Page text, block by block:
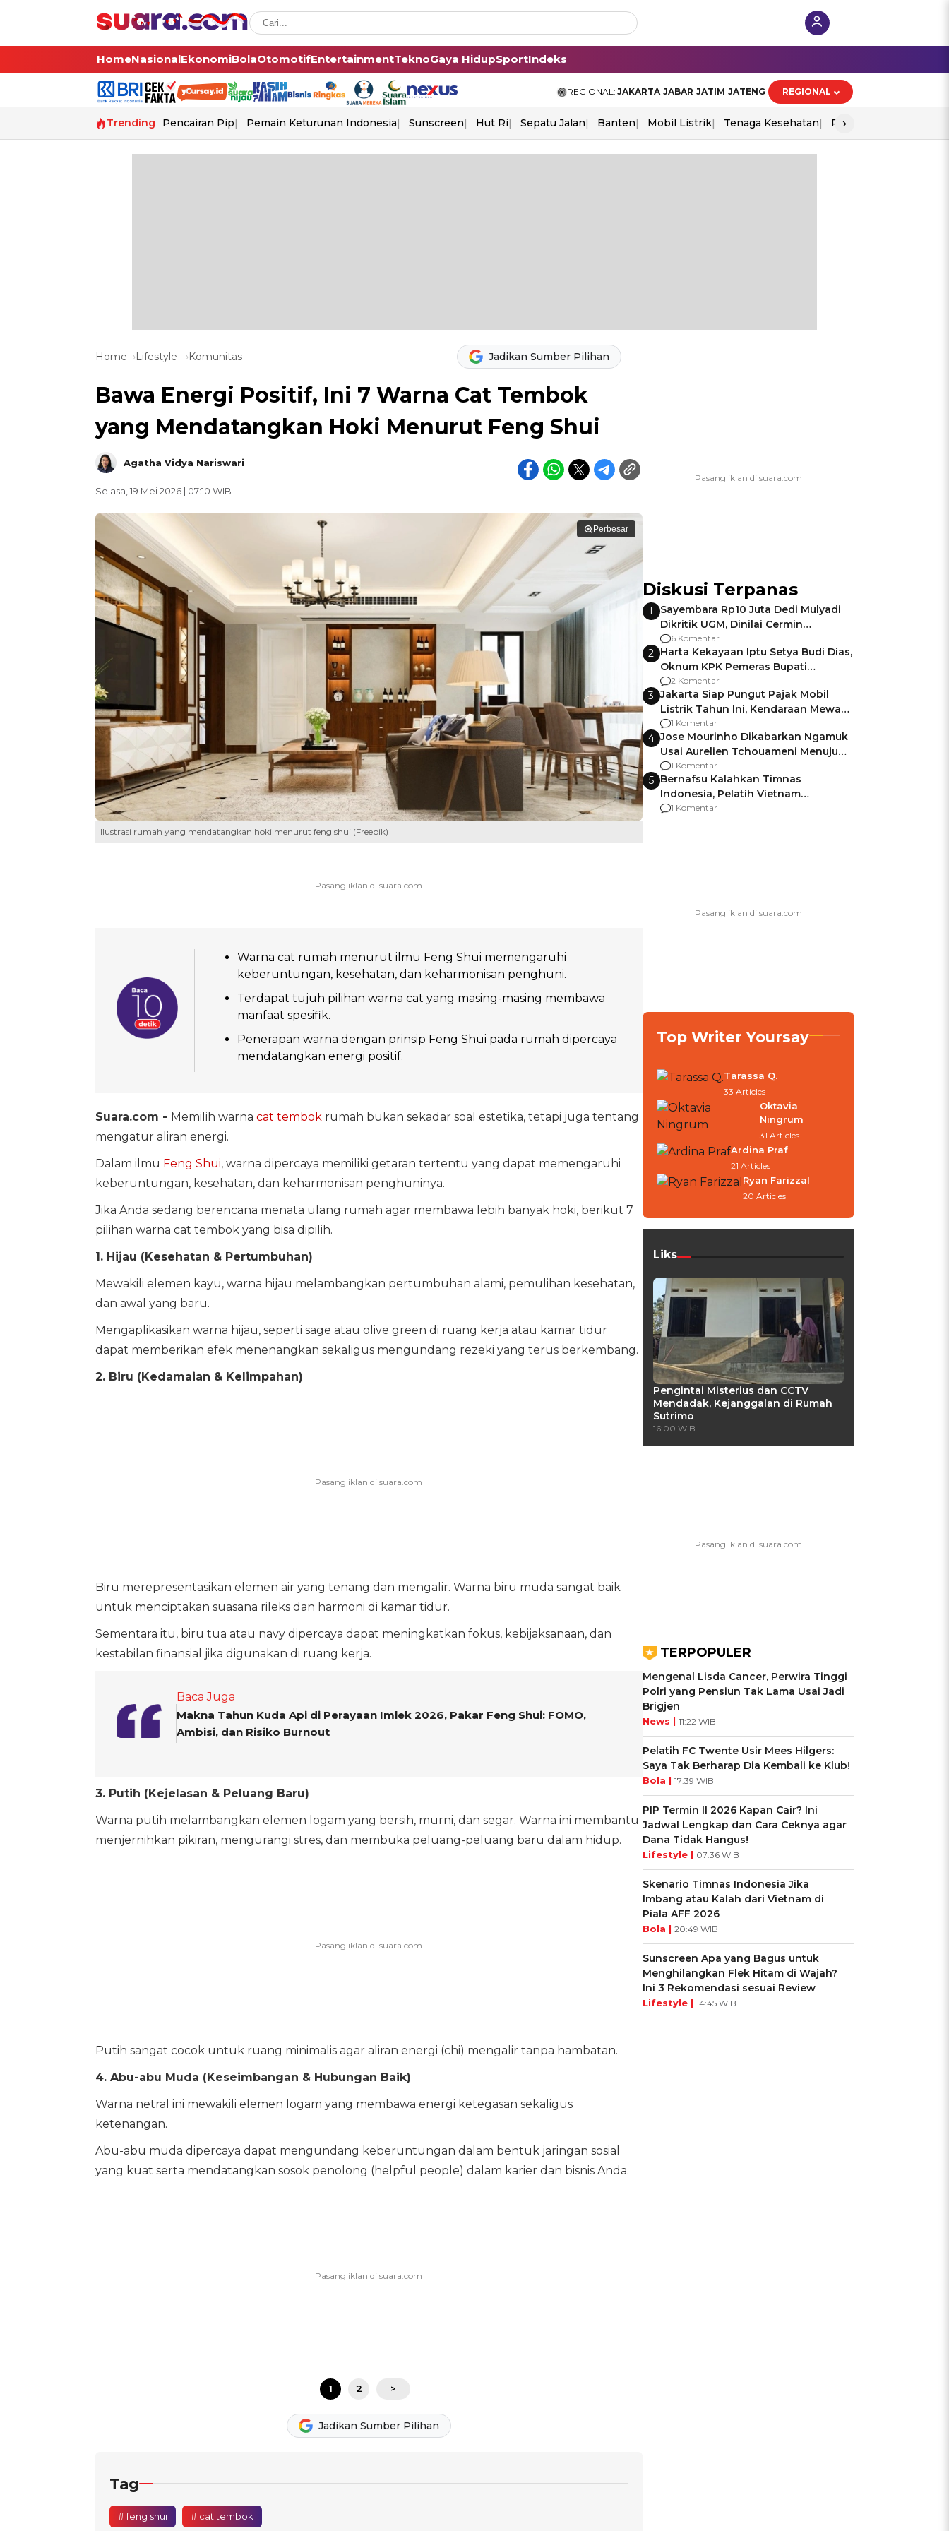
HomeNasionalEkonomiBolaOtomotifEntertainmentTeknoGaya HidupSportIndeks
REGIONAL: JAKARTA JABAR JATIM JATENG REGIONAL
Trending Pencairan Pip Pemain Keturunan Indonesia Sunscreen Hut Ri Sepatu Jalan Banten Mobil Listrik Tenaga Kesehatan Piala Aff 2026
›
Home Lifestyle Komunitas Jadikan Sumber Pilihan
Bawa Energi Positif, Ini 7 Warna Cat Tembok
yang Mendatangkan Hoki Menurut Feng Shui
Agatha Vidya Nariswari
Selasa, 19 Mei 2026 | 07:10 WIB
Perbesar
Ilustrasi rumah yang mendatangkan hoki menurut feng shui (Freepik)
Warna cat rumah menurut ilmu Feng Shui memengaruhi
keberuntungan, kesehatan, dan keharmonisan penghuni.
Terdapat tujuh pilihan warna cat yang masing-masing membawa
manfaat spesifik.
Penerapan warna dengan prinsip Feng Shui pada rumah dipercaya
mendatangkan energi positif.
Suara.com - Memilih warna cat tembok rumah bukan sekadar soal estetika, tetapi juga tentang
mengatur aliran energi.
Dalam ilmu Feng Shui, warna dipercaya memiliki getaran tertentu yang dapat memengaruhi
keberuntungan, kesehatan, dan keharmonisan penghuninya.
Jika Anda sedang berencana menata ulang rumah agar membawa lebih banyak hoki, berikut 7
pilihan warna cat tembok yang bisa dipilih.
1. Hijau (Kesehatan & Pertumbuhan)
Mewakili elemen kayu, warna hijau melambangkan pertumbuhan alami, pemulihan kesehatan,
dan awal yang baru.
Mengaplikasikan warna hijau, seperti sage atau olive green di ruang kerja atau kamar tidur
dapat memberikan efek menenangkan sekaligus mengundang rezeki yang terus berkembang.
2. Biru (Kedamaian & Kelimpahan)
Biru merepresentasikan elemen air yang tenang dan mengalir. Warna biru muda sangat baik
untuk menciptakan suasana rileks dan harmoni di kamar tidur.
Sementara itu, biru tua atau navy dipercaya dapat meningkatkan fokus, kebijaksanaan, dan
kestabilan finansial jika digunakan di ruang kerja.
Baca Juga
Makna Tahun Kuda Api di Perayaan Imlek 2026, Pakar Feng Shui: FOMO,
Ambisi, dan Risiko Burnout
3. Putih (Kejelasan & Peluang Baru)
Warna putih melambangkan elemen logam yang bersih, murni, dan segar. Warna ini membantu
menjernihkan pikiran, mengurangi stres, dan membuka peluang-peluang baru dalam hidup.
Putih sangat cocok untuk ruang minimalis agar aliran energi (chi) mengalir tanpa hambatan.
4. Abu-abu Muda (Keseimbangan & Hubungan Baik)
Warna netral ini mewakili elemen logam yang membawa energi ketegasan sekaligus
ketenangan.
Abu-abu muda dipercaya dapat mengundang keberuntungan dalam bentuk jaringan sosial
yang kuat serta mendatangkan sosok penolong (helpful people) dalam karier dan bisnis Anda.
1 2 >
Jadikan Sumber Pilihan
Tag
# feng shui # cat tembok
Diskusi Terpanas
1
Sayembara Rp10 Juta Dedi Mulyadi
Dikritik UGM, Dinilai Cermin
Gagalnya Negara Jamin Keamanan
6 Komentar
2 Harta Kekayaan Iptu Setya Budi Dias,
Oknum KPK Pemeras Bupati
Pemalang
2 Komentar
3 Jakarta Siap Pungut Pajak Mobil
Listrik Tahun Ini, Kendaraan Mewah
Kena hingga 75% PKB
1 Komentar
4 Jose Mourinho Dikabarkan Ngamuk
Usai Aurelien Tchouameni Menuju
Manchester United
1 Komentar
5 Bernafsu Kalahkan Timnas
Indonesia, Pelatih Vietnam
Berencana Pakai Jimat di Pakansari
1 Komentar
Top Writer Yoursay
Tarassa Q.
33 Articles
Oktavia
Ningrum
31 Articles
Ardina Praf
21 Articles
Ryan Farizzal
20 Articles
Liks
Pengintai Misterius dan CCTV
Mendadak, Kejanggalan di Rumah
Sutrimo
16:00 WIB
TERPOPULER
Mengenal Lisda Cancer, Perwira Tinggi
Polri yang Pensiun Tak Lama Usai Jadi
Brigjen
News | 11:22 WIB
Pelatih FC Twente Usir Mees Hilgers:
Saya Tak Berharap Dia Kembali ke Klub!
Bola | 17:39 WIB
PIP Termin II 2026 Kapan Cair? Ini
Jadwal Lengkap dan Cara Ceknya agar
Dana Tidak Hangus!
Lifestyle | 07:36 WIB
Skenario Timnas Indonesia Jika
Imbang atau Kalah dari Vietnam di
Piala AFF 2026
Bola | 20:49 WIB
Sunscreen Apa yang Bagus untuk
Menghilangkan Flek Hitam di Wajah?
Ini 3 Rekomendasi sesuai Review
Lifestyle | 14:45 WIB